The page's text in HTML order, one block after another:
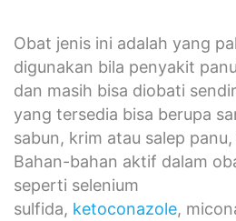
Obat jenis ini adalah yang
digunakan bila penyakit
dan masih bisa diobati
yang tersedia bisa berupa
sabun, krim atau salep
Bahan-bahan aktif dalam
seperti selenium
sulfida, ketoconazole,